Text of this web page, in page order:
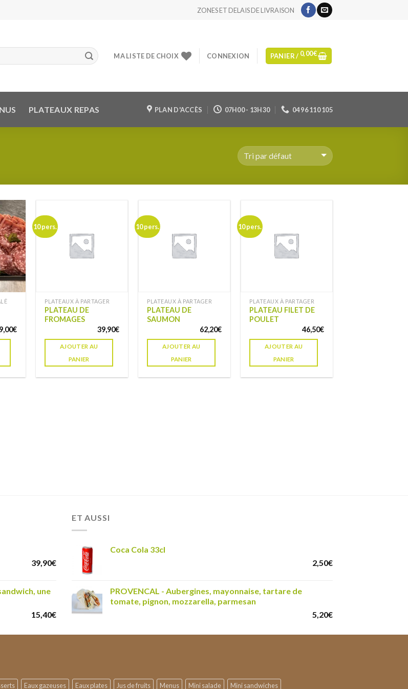
ZONES ET DELAIS DE LIVRAISON
MA LISTE DE CHOIX CONNEXION PANIER / 0,00€
PLATEAUX REPAS PLAN D'ACCÈS 07H00 - 13H30 04 96 110 105
à ma
de
€
10 pers.
PLATEAUX À PARTAGER
PLATEAU DE
FROMAGES
39,90€
AJOUTER AU
PANIER
10 pers.
PLATEAUX À PARTAGER
PLATEAU DE
SAUMON
62,20€
AJOUTER AU
PANIER
10 pers.
PLATEAUX À PARTAGER
PLATEAU FILET DE
POULET
46,50€
AJOUTER AU
PANIER
39,90€
une
15,40€
ET AUSSI
Coca Cola 33cl
2,50€
PROVENCAL - Aubergines, mayonnaise, tartare de
tomate, pignon, mozzarella, parmesan
5,20€
Eaux gazeuses Eaux plates Jus de fruits Menus Mini salade Mini sandwiches